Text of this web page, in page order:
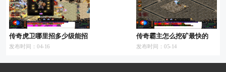
传奇虎卫哪里招多少级能招
发布时间：04-16
传奇霸主怎么挖矿最快的
发布时间：05-14